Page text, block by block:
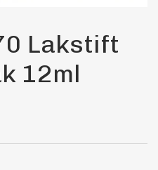
Fælge
Lakstift
12ml